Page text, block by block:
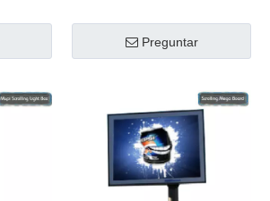
exteriores
Preguntar